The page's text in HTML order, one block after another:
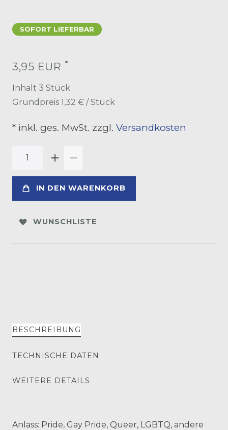
SOFORT LIEFERBAR
3,95 EUR *
Inhalt 3 Stück
Grundpreis 1,32 € / Stück
* inkl. ges. MwSt. zzgl. Versandkosten
IN DEN WARENKORB
WUNSCHLISTE
BESCHREIBUNG
TECHNISCHE DATEN
WEITERE DETAILS
Anlass: Pride, Gay Pride, Queer, LGBTQ, andere